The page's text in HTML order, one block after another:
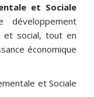
et Sociale
développement
et social, tout en
économique
et Sociale